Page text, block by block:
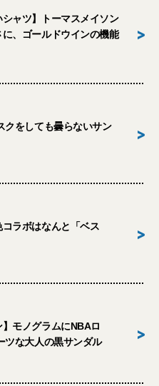
シャツ】トーマスメイソン
、ゴールドウインの機能
>
クをしても曇らないサン
>
ラボはなんと「ベス
>
】モノグラムにNBAロ
ツな大人の黒サンダル
>